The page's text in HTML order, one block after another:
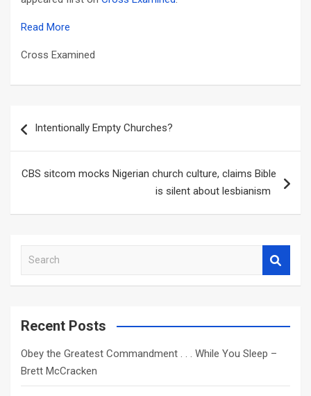
Read More
Cross Examined
navigation
Intentionally Empty Churches?
CBS sitcom mocks Nigerian church culture, claims Bible
is silent about lesbianism
a
c
Recent Posts
Obey the Greatest Commandment . . . While You Sleep –
Brett McCracken